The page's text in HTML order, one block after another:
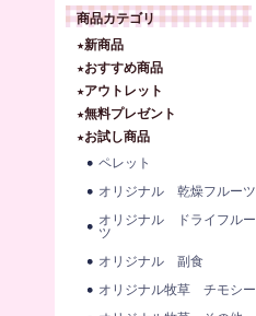
商品カテゴリ
★新商品
★おすすめ商品
★アウトレット
★無料プレゼント
★お試し商品
ペレット
オリジナル 乾燥フルーツ
オリジナル ドライフルー
ツ
オリジナル 副食
オリジナル牧草 チモシー